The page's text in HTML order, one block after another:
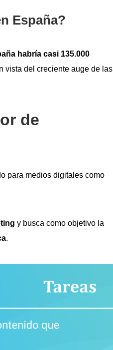
España?
habría casi 135.000
vista del creciente auge de las
de
para medios digitales como
y busca como objetivo la
.